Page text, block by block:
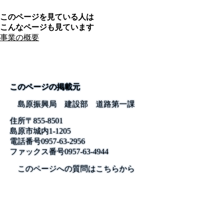
このページを見ている人は
こんなページも見ています
事業の概要
このページの掲載元
島原振興局 建設部 道路第一課
住所〒855-8501
島原市城内1-1205
電話番号0957-63-2956
ファックス番号0957-63-4944
このページへの質問はこちらから